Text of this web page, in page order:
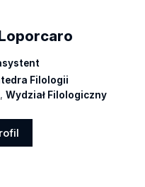
Filologii
,Wydział Filologiczny